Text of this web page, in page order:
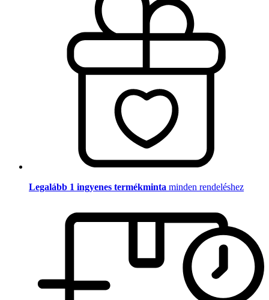
Legalább 1 ingyenes termékminta minden rendeléshez